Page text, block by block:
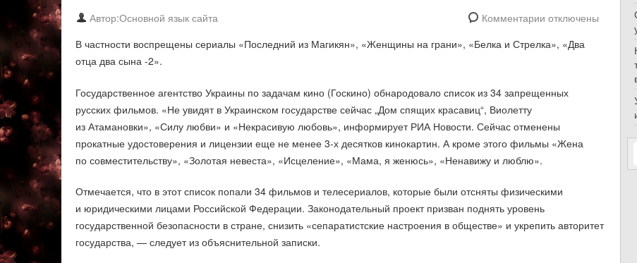
Автор:Основной язык сайта
Комментарии отключены
В частности воспрещены сериалы «Последний из Магикян», «Женщины на грани», «Белка и Стрелка», «Два
отца два сына -2».
Государственное агентство Украины по задачам кино (Госкино) обнародовало список из 34 запрещенных
русских фильмов. «Не увидят в Украинском государстве сейчас „Дом спящих красавиц“, Виолетту
из Атамановки», «Силу любви» и «Некрасивую любовь», информирует РИА Новости. Сейчас отменены
прокатные удостоверения и лицензии еще не менее 3-х десятков кинокартин. А кроме этого фильмы «Жена
по совместительству», «Золотая невеста», «Исцеление», «Мама, я женюсь», «Ненавижу и люблю».
Отмечается, что в этот список попали 34 фильмов и телесериалов, которые были отсняты физическими
и юридическими лицами Российской Федерации. Законодательный проект призван поднять уровень
государственной безопасности в стране, снизить «сепаратистские настроения в обществе» и укрепить авторитет
государства, — следует из объяснительной записки.